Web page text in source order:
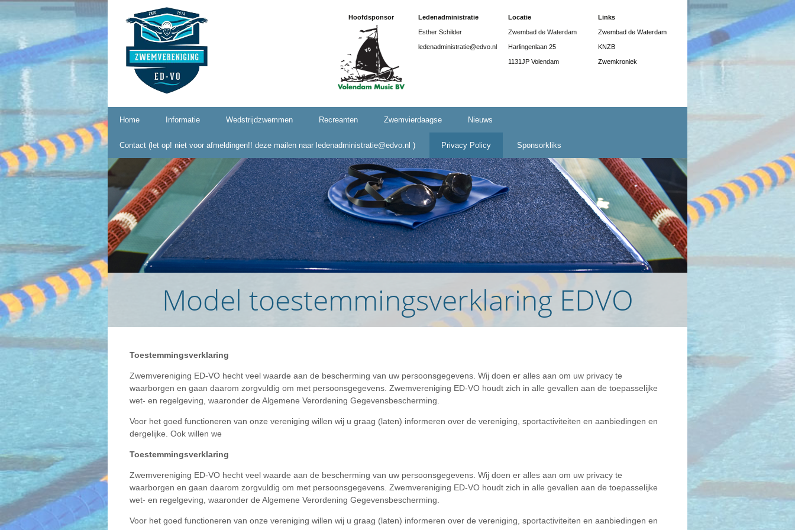
Hoofdsponsor Ledenadministratie Locatie Links
Esther Schilder Zwembad de Waterdam Zwembad de Waterdam
ledenadministratie@edvo.nl Harlingenlaan 25 KNZB
1131JP Volendam Zwemkroniek
de
inhoud
springen
Home Informatie
Lid worden?
Contributie 2025
Kalender 2024-2025
Gedragsregels seksuele
intimidatie
Wedstrijdzwemmen Recreanten Zwemvierdaagse Nieuws
Contact (let op! niet voor afmeldingen!! deze mailen naar ledenadministratie@edvo.nl ) Privacy Policy
Model
toestemmingsverklaring
EDVO
Sponsorkliks
Model toestemmingsverklaring EDVO
Toestemmingsverklaring
Zwemvereniging ED-VO hecht veel waarde aan de bescherming van uw persoonsgegevens. Wij doen er alles aan om uw privacy te
waarborgen en gaan daarom zorgvuldig om met persoonsgegevens. Zwemvereniging ED-VO houdt zich in alle gevallen aan de toepasselijke
wet- en regelgeving, waaronder de Algemene Verordening Gegevensbescherming.
Voor het goed functioneren van onze vereniging willen wij u graag (laten) informeren over de vereniging, sportactiviteiten en aanbiedingen en
dergelijke. Ook willen we
Toestemmingsverklaring
Zwemvereniging ED-VO hecht veel waarde aan de bescherming van uw persoonsgegevens. Wij doen er alles aan om uw privacy te
waarborgen en gaan daarom zorgvuldig om met persoonsgegevens. Zwemvereniging ED-VO houdt zich in alle gevallen aan de toepasselijke
wet- en regelgeving, waaronder de Algemene Verordening Gegevensbescherming.
Voor het goed functioneren van onze vereniging willen wij u graag (laten) informeren over de vereniging, sportactiviteiten en aanbiedingen en